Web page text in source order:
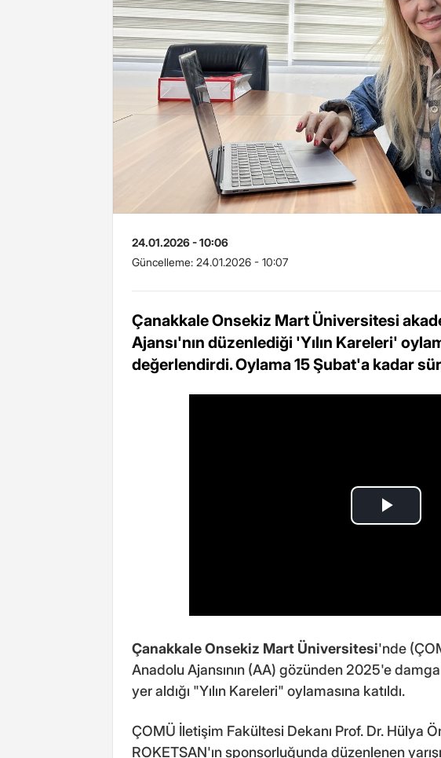
24.01.2026 - 10:06
Güncelleme: 24.01.2026 - 10:07
Çanakkale Onsekiz Mart Üniversitesi
Ajansı'nın düzenlediği 'Yılın Kareleri'
değerlendirdi. Oylama 15 Şubat'a kadar
Çanakkale Onsekiz Mart Üniversitesi'nde
Anadolu Ajansının (AA) gözünden 2025'e
yer aldığı "Yılın Kareleri" oylamasına katıldı.
ÇOMÜ İletişim Fakültesi Dekanı Prof. Dr. Hülya
ROKETSAN'ın sponsorluğunda düzenlenen